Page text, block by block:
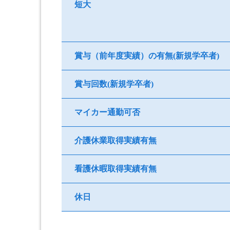
短大
賞与（前年度実績）の有無(新規学卒者)
賞与回数(新規学卒者)
マイカー通勤可否
介護休業取得実績有無
看護休暇取得実績有無
休日